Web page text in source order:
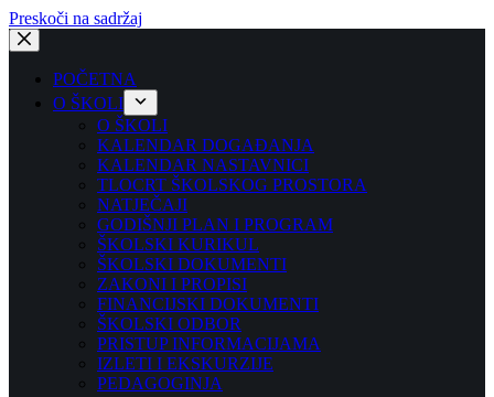
Preskoči na sadržaj
POČETNA
O ŠKOLI
O ŠKOLI
KALENDAR DOGAĐANJA
KALENDAR NASTAVNICI
TLOCRT ŠKOLSKOG PROSTORA
NATJEČAJI
GODIŠNJI PLAN I PROGRAM
ŠKOLSKI KURIKUL
ŠKOLSKI DOKUMENTI
ZAKONI I PROPISI
FINANCIJSKI DOKUMENTI
ŠKOLSKI ODBOR
PRISTUP INFORMACIJAMA
IZLETI I EKSKURZIJE
PEDAGOGINJA